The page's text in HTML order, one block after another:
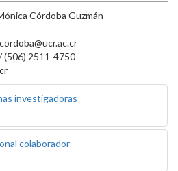
Córdoba Guzmán
(506) 2511-4750
investigadoras
colaborador